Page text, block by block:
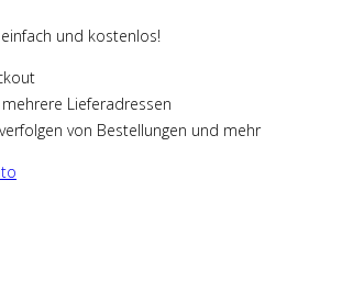
und kostenlos!
Lieferadressen
von Bestellungen und mehr